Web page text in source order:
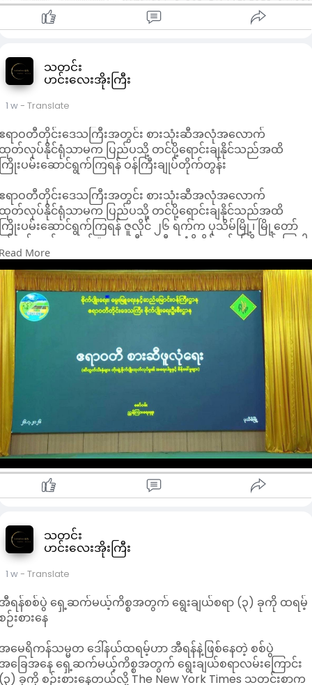
သတင်း
ဟင်းလေးအိုးကြီး
1 w- Translate
ရာဝတီတိုင်းဒေသကြီးအတွင်း စားသုံးဆီအလုံအလောက်
တ်လုပ်နိုင်ရုံသာမက ပြည်ပသို့ တင်ပို့ရောင်းချနိုင်သည်အထိ
ြိုးပမ်းဆောင်ရွက်ကြရန် ဝန်ကြီးချုပ်တိုက်တွန်း
ရာဝတီတိုင်းဒေသကြီးအတွင်း စားသုံးဆီအလုံအလောက်
တ်လုပ်နိုင်ရုံသာမက ပြည်ပသို့ တင်ပို့ရောင်းချနိုင်သည်အထိ
ြိုးပမ်းဆောင်ရွက်ကြရန် ဇူလိုင် ၂၆ ရက်က ပုသိမ်မြို့၊ မြို့တော်
န်းမ၌ ကျင်းပသည့် “ဧရာဝတီစားဆီဖူလုံဖို့ ဝိုင်းဝန်း ကြိုးပမ်းကြပါ
”ခေါင်းစဉ်ဖြင့် စားဆီကဏ္ဍဖွံ့ဖြိုးတိုးတက်ရေး အလုပ်ရုံ ဆွေးနွေးပွဲ
င် ဧရာဝတီတိုင်းဒေသကြီးဝန်ကြီးချုပ်ဦးအေးကျော်က တိုက်တွန်း
ြောကြားခဲ့သည်။
ဆိုပါအလုပ်ရုံဆွေးနွေးပွဲကို ဧရာဝတီတိုင်းဒေသကြီးအတွင်း စား
းဆီဖူလုံရေး၊ ဆီထွက်သီးနှံများ ပိုမိုတိုးချဲ့စိုက်ပျိုး လာစေရန်နှင့်
ားဆီကဏ္ဍဖွံ့ဖြိုးတိုးတက်ရေးအတွက် နည်းလမ်းများ ရှာဖွေ
ော်ထုတ်ကာ တန်ဖိုးကွင်းဆက်တစ်လျောက် အားပေးမြှင့်တင်ရန်
ည်ရွယ်ကျင်းပခြင်းဖြစ်သည်။
င်းဒေသကြီးဝန်ကြီးချုပ်က ဧရာဝတီတိုင်းဒေသကြီးသည် ဆန်
ပါးကို ဖူလုံပိုလျှံစွာ စိုက်ပျိုးထုတ်လုပ် နိုင်သော်လည်း စားဆီဖူလုံမှု
ရှိသေးသည့် ဒေသတစ်ခုဖြစ်ကြောင်း၊ ထို့ကြောင့် တိုင်းဒေသကြီး
တွင်း စားဆီဖူလုံမှုရရှိအောင် ရည်မှန်းချက်ထားကာ ကြိုးပမ်း
ောင်ရွက်လျက်ရှိကြောင်း ပြောကြားခဲ့သည်။
ပြင် ဆီထွက်သီးနှံများ တိုးချဲ့စိုက်ပျိုးရာတွင် တောင်သူများ
တွက် လိုအပ်သည့် မျိုးကောင်း၊ မျိုးသန့်များရရှိရေး၊
ရည်အသွေးပြည့်ဝသည့် သွင်းအားစုများ အသုံးပြုနိုင်ရေးနှင့်
းပွားရေး တွက်ချေကိုက်မှုရှိသည့် ဈေးနှုန်းများရရှိရန် လိုအပ်မည်
ဆိုပါအလုပ်ရုံဆွေးနွေး ပွဲတွင် တောင်သူများ၊ လုပ်ငန်းရှင်များ၊ ဆီ
န်သည်များ၊ ဆီစက်ပိုင်ရှင်များ၊ ဌာနဆိုင်ရာများ အားလုံးပါဝင်ပြီး
ရိုင်အလိုက် အုပ်စု(၈)ခုခွဲခြား၍ အုပ်စုအလိုက် ဆီထွက်သီးနှံ
က်ပျိုးထုတ်လုပ်မှုများ၊ မျိုး၊ သွင်းအားစုရယူသုံးစွဲမည့် အခြေ
နေများ၊ ဆီထွက်သီးနှံရောင်းချနိုင်မှုအခြေအနေများ၊ ဆီစက်များမှ
ယ်ယူကြိတ်ခွဲမှု၊ ဈေးကွက် နှင့် ဈေးနှုန်းအခြေအနေများကို စကား
င်းဆွေးနွေးနေမှုများ ပြုလုပ်ခဲ့ကြောင်း သိရသည်။
More
သတင်း
ဟင်းလေးအိုးကြီး
1 w- Translate
ရန်စစ်ပွဲ ရှေ့ဆက်မယ့်ကိစ္စအတွက် ရွေးချယ်စရာ (၃) ခုကို ထရမ့်
ဉ်းစားနေ
မေရိကန်သမ္မတ ဒေါ်နယ်ထရမ့်ဟာ အီရန်နဲ့ဖြစ်နေတဲ့ စစ်ပွဲ
ခြေအနေ ရှေ့ဆက်မယ့်ကိစ္စအတွက် ရွေးချယ်စရာလမ်းကြောင်း
၃) ခုကို စဉ်းစားနေတယ်လို့ The New York Times သတင်းစာက